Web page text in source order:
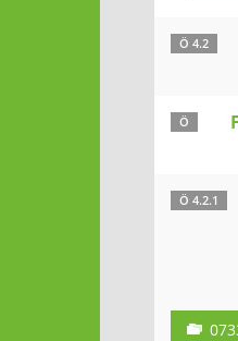
Ö 4.2
Ö
Ö 4.2.1